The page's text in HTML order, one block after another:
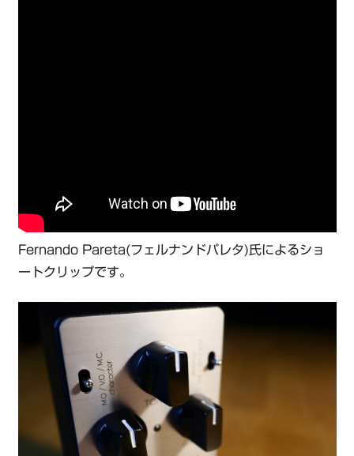
Fernando Pareta(フェルナンドパレタ)氏によるショ
ートクリップです。